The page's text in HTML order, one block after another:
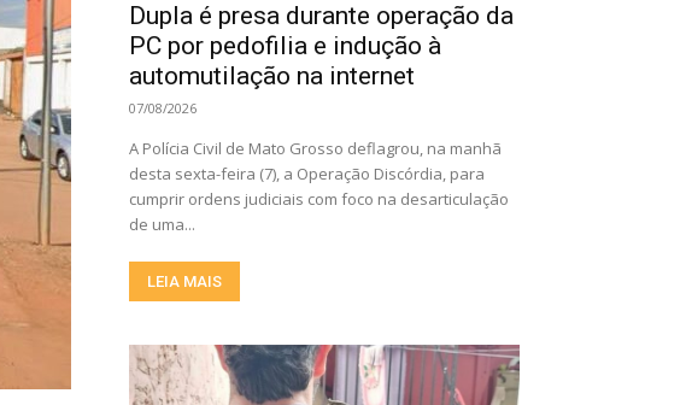
Dupla é presa durante operação da
PC por pedofilia e indução à
automutilação na internet
07/08/2026
A Polícia Civil de Mato Grosso deflagrou, na manhã
desta sexta-feira (7), a Operação Discórdia, para
cumprir ordens judiciais com foco na desarticulação
de uma...
LEIA MAIS